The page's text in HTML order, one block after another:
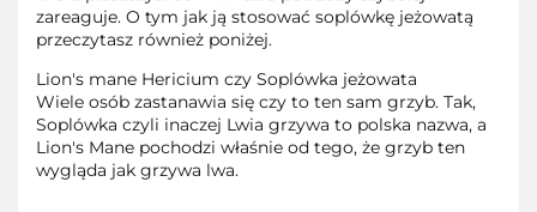
zareaguje. O tym jak ją stosować soplówkę jeżowatą
przeczytasz również poniżej.
Lion's mane Hericium czy Soplówka jeżowata
Wiele osób zastanawia się czy to ten sam grzyb. Tak,
Soplówka czyli inaczej Lwia grzywa to polska nazwa, a
Lion's Mane pochodzi właśnie od tego, że grzyb ten
wygląda jak grzywa lwa.